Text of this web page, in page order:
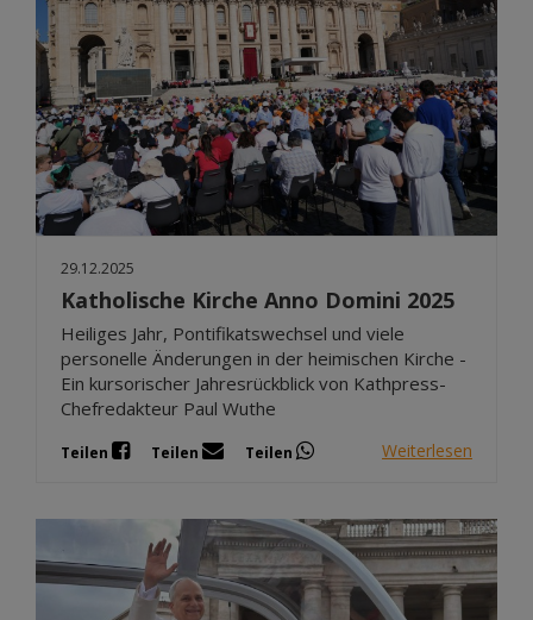
29.12.2025
Katholische Kirche Anno Domini 2025
Heiliges Jahr, Pontifikatswechsel und viele
personelle Änderungen in der heimischen Kirche -
Ein kursorischer Jahresrückblick von Kathpress-
Chefredakteur Paul Wuthe
Teilen Teilen Teilen Weiterlesen